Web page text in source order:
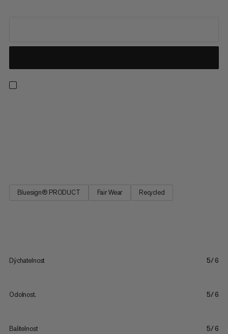
Bluesign® PRODUCT Fair Wear Recycled
Dýchatelnost 5/6
Odolnost. 5/6
Balitelnost 5/6